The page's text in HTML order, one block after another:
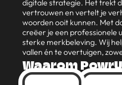
digitale strategie. Het trekt
vertrouwen en vertelt je
woorden ooit kunnen. Met
creëer je een professionele
sterke merkbeleving. Wij
vallen én te overtuigen,
Waarom